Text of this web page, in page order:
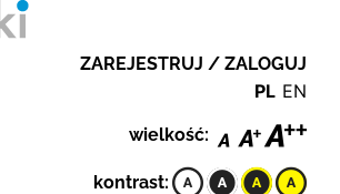
ZAREJESTRUJ / ZALOGUJ
PL EN
wielkość:
kontrast: